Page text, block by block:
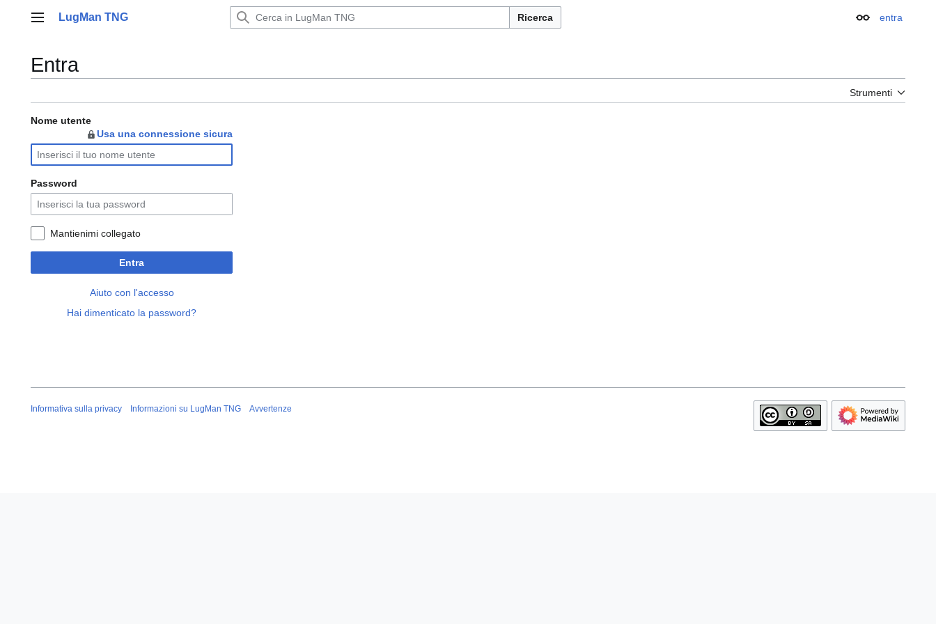
Menu principale
LugMan TNG Ricerca Aspetto
entra
Entra
Strumenti
Nome utente
Usa una connessione sicura
Password
Mantienimi collegato
Entra
Aiuto con l'accesso
Hai dimenticato la password?
Informativa sulla privacy Informazioni su LugMan TNG Avvertenze